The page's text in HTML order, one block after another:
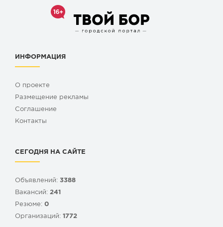
ИНФОРМАЦИЯ
О проекте
Размещение рекламы
Cоглашение
Контакты
СЕГОДНЯ НА САЙТЕ
Объявлений: 3388
Вакансий: 241
Резюме: 0
Организаций: 1772